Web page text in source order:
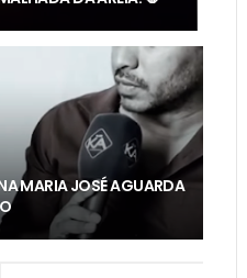
MARIA JOSÉ AGUARDA